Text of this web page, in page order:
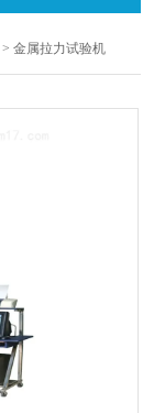
> 金属拉力试验机